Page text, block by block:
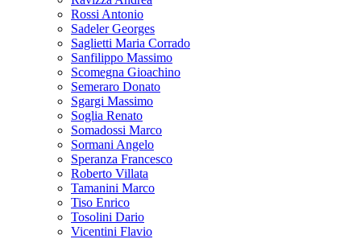
Rossi Antonio
Sadeler Georges
Saglietti Maria Corrado
Sanfilippo Massimo
Scomegna Gioachino
Semeraro Donato
Sgargi Massimo
Soglia Renato
Somadossi Marco
Sormani Angelo
Speranza Francesco
Roberto Villata
Tamanini Marco
Tiso Enrico
Tosolini Dario
Vicentini Flavio